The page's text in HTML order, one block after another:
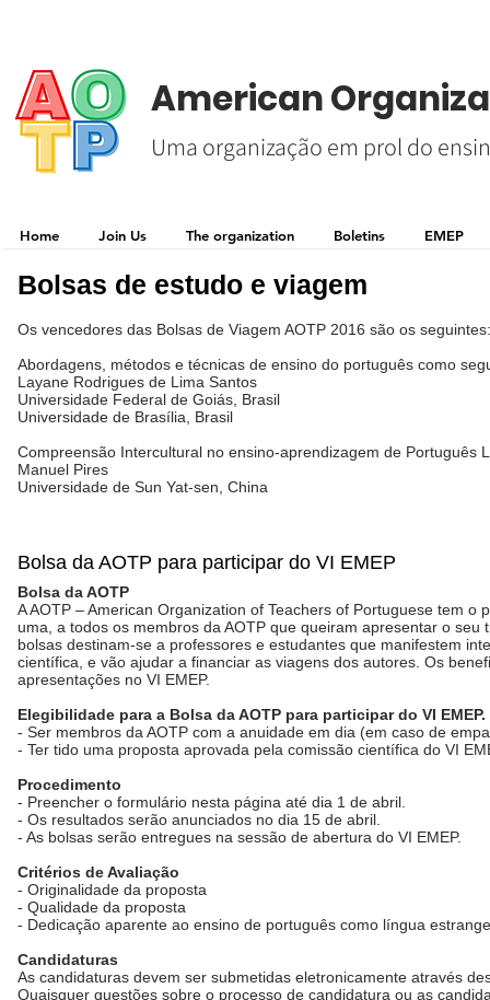
American
Uma organização em prol do
Home Join Us The organization Boletins EMEP
Bolsas de estudo e viagem
Os vencedores das Bolsas de Viagem AOTP 2016 são os seguintes:
Abordagens, métodos e técnicas de ensino do português como
Layane Rodrigues de Lima Santos
Universidade Federal de Goiás, Brasil
Universidade de Brasília, Brasil
Compreensão Intercultural no ensino-aprendizagem de Português
Manuel Pires
Universidade de Sun Yat-sen, China
Bolsa da AOTP para participar do VI EMEP
Bolsa da AOTP
A AOTP – American Organization of Teachers of Portuguese tem
uma, a todos os membros da AOTP que queiram apresentar o
bolsas destinam-se a professores e estudantes que manifestem
científica, e vão ajudar a financiar as viagens dos autores. Os
apresentações no VI EMEP.
Elegibilidade para a Bolsa da AOTP para participar do VI
- Ser membros da AOTP com a anuidade em dia (em caso de
- Ter tido uma proposta aprovada pela comissão científica do VI
Procedimento
- Preencher o formulário nesta página até dia 1 de abril.
- Os resultados serão anunciados no dia 15 de abril.
- As bolsas serão entregues na sessão de abertura do VI EMEP.
Critérios de Avaliação
- Originalidade da proposta
- Qualidade da proposta
- Dedicação aparente ao ensino de português como língua
Candidaturas
As candidaturas devem ser submetidas eletronicamente através
Quaisquer questões sobre o processo de candidatura ou as